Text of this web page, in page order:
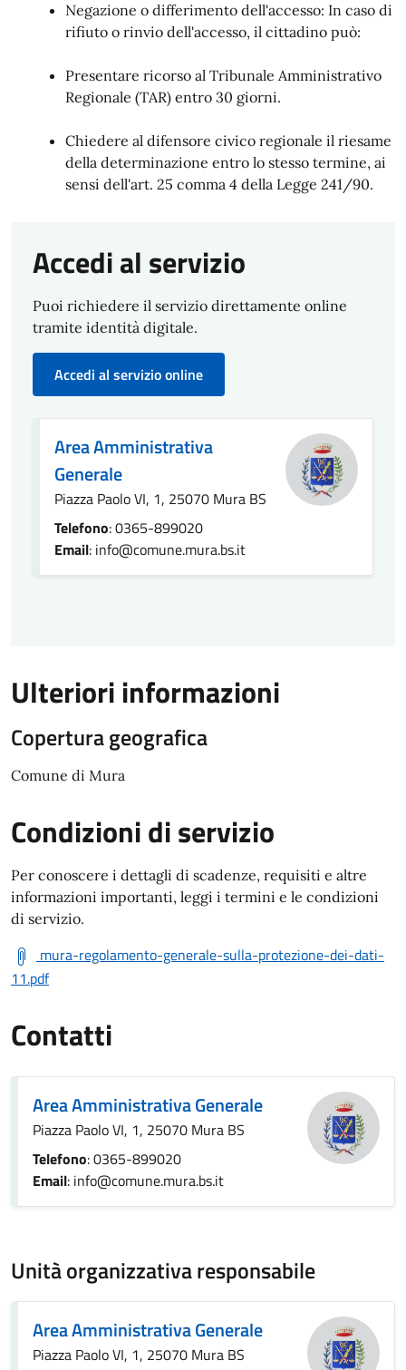
Negazione o differimento dell'accesso: In caso di
rifiuto o rinvio dell'accesso, il cittadino può:
Presentare ricorso al Tribunale Amministrativo
Regionale (TAR) entro 30 giorni.
Chiedere al difensore civico regionale il riesame
della determinazione entro lo stesso termine, ai
sensi dell'art. 25 comma 4 della Legge 241/90.
Accedi al servizio
Puoi richiedere il servizio direttamente online
tramite identità digitale.
Accedi al servizio online
Area Amministrativa
Generale
Piazza Paolo VI, 1, 25070 Mura BS
Telefono: 0365-899020
Email: info@comune.mura.bs.it
Ulteriori informazioni
Copertura geografica
Comune di Mura
Condizioni di servizio
Per conoscere i dettagli di scadenze, requisiti e altre
informazioni importanti, leggi i termini e le condizioni
di servizio.
mura-regolamento-generale-sulla-protezione-dei-dati-
11.pdf
Contatti
Area Amministrativa Generale
Piazza Paolo VI, 1, 25070 Mura BS
Telefono: 0365-899020
Email: info@comune.mura.bs.it
Unità organizzativa responsabile
Area Amministrativa Generale
Piazza Paolo VI, 1, 25070 Mura BS